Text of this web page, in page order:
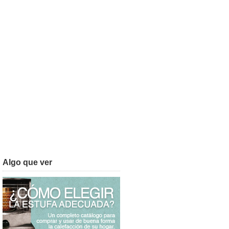
Algo que ver